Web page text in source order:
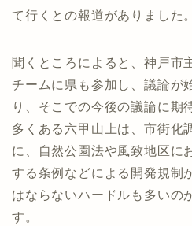
て行くとの報道がありました。
聞くところによると、神戸市
チームに県も参加し、議論が
り、そこでの今後の議論に期
多くある六甲山上は、市街化
に、自然公園法や風致地区に
する条例などによる開発規制
はならないハードルも多いの
す。